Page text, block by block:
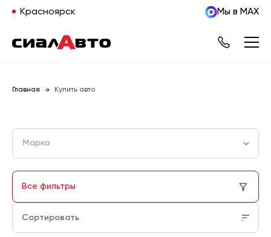
Красноярск Мы в MAX
Главная Купить авто
Марка
Все фильтры
Сортировать